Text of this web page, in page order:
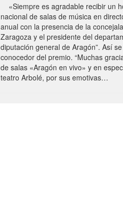
«Siempre es agradable recibir un
nacional de salas de música en
anual con la presencia de la
Zaragoza y el presidente del
diputación general de Aragón”. Así
conocedor del premio. “Muchas
de salas «Aragón en vivo» y en
teatro Arbolé, por sus emotivas…